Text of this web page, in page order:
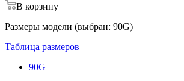
В корзину
Размеры модели (выбран: 90G)
Таблица размеров
90G